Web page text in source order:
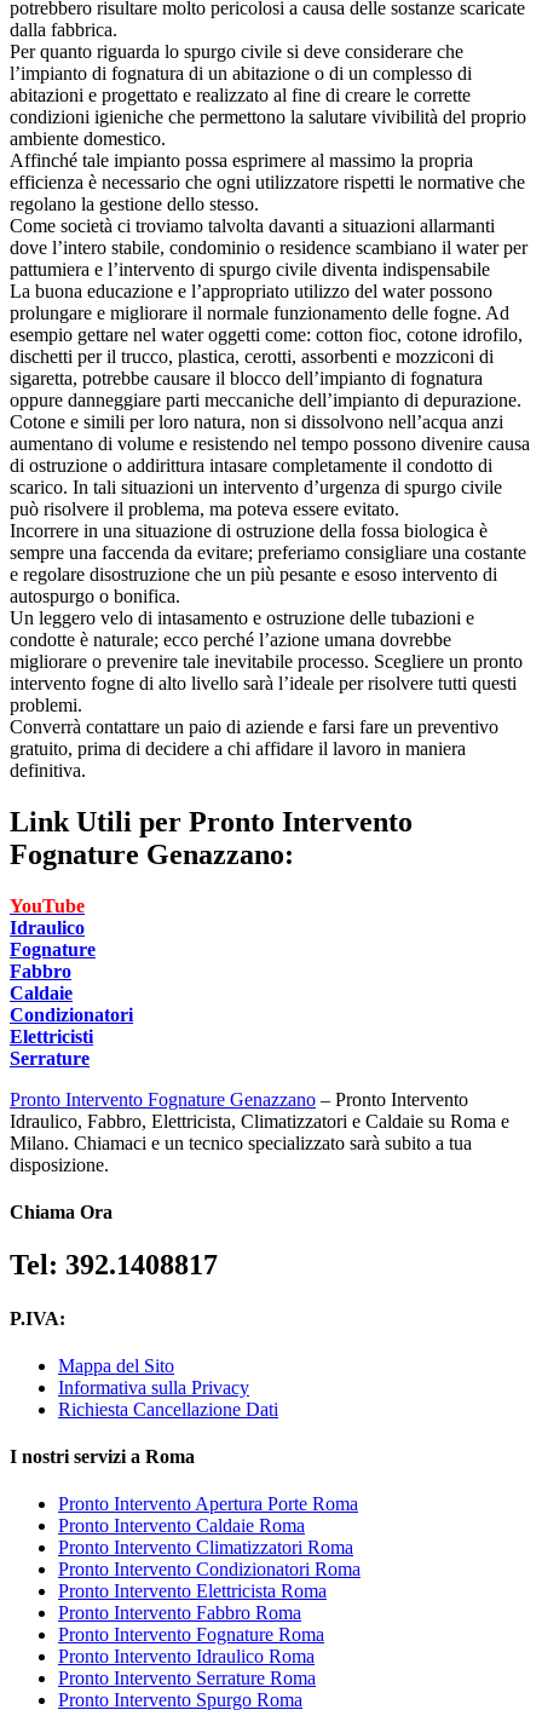
potrebbero risultare molto pericolosi a causa delle sostanze scaricate
dalla fabbrica.
Per quanto riguarda lo spurgo civile si deve considerare che
l’impianto di fognatura di un abitazione o di un complesso di
abitazioni e progettato e realizzato al fine di creare le corrette
condizioni igieniche che permettono la salutare vivibilità del proprio
ambiente domestico.
Affinché tale impianto possa esprimere al massimo la propria
efficienza è necessario che ogni utilizzatore rispetti le normative che
regolano la gestione dello stesso.
Come società ci troviamo talvolta davanti a situazioni allarmanti
dove l’intero stabile, condominio o residence scambiano il water per
pattumiera e l’intervento di spurgo civile diventa indispensabile
La buona educazione e l’appropriato utilizzo del water possono
prolungare e migliorare il normale funzionamento delle fogne. Ad
esempio gettare nel water oggetti come: cotton fioc, cotone idrofilo,
dischetti per il trucco, plastica, cerotti, assorbenti e mozziconi di
sigaretta, potrebbe causare il blocco dell’impianto di fognatura
oppure danneggiare parti meccaniche dell’impianto di depurazione.
Cotone e simili per loro natura, non si dissolvono nell’acqua anzi
aumentano di volume e resistendo nel tempo possono divenire causa
di ostruzione o addirittura intasare completamente il condotto di
scarico. In tali situazioni un intervento d’urgenza di spurgo civile
può risolvere il problema, ma poteva essere evitato.
Incorrere in una situazione di ostruzione della fossa biologica è
sempre una faccenda da evitare; preferiamo consigliare una costante
e regolare disostruzione che un più pesante e esoso intervento di
autospurgo o bonifica.
Un leggero velo di intasamento e ostruzione delle tubazioni e
condotte è naturale; ecco perché l’azione umana dovrebbe
migliorare o prevenire tale inevitabile processo. Scegliere un pronto
intervento fogne di alto livello sarà l’ideale per risolvere tutti questi
problemi.
Converrà contattare un paio di aziende e farsi fare un preventivo
gratuito, prima di decidere a chi affidare il lavoro in maniera
definitiva.
Link Utili per Pronto Intervento
Fognature Genazzano:
YouTube
Idraulico
Fognature
Fabbro
Caldaie
Condizionatori
Elettricisti
Serrature
Pronto Intervento Fognature Genazzano – Pronto Intervento
Idraulico, Fabbro, Elettricista, Climatizzatori e Caldaie su Roma e
Milano. Chiamaci e un tecnico specializzato sarà subito a tua
disposizione.
Chiama Ora
Tel: 392.1408817
P.IVA:
Mappa del Sito
Informativa sulla Privacy
Richiesta Cancellazione Dati
I nostri servizi a Roma
Pronto Intervento Apertura Porte Roma
Pronto Intervento Caldaie Roma
Pronto Intervento Climatizzatori Roma
Pronto Intervento Condizionatori Roma
Pronto Intervento Elettricista Roma
Pronto Intervento Fabbro Roma
Pronto Intervento Fognature Roma
Pronto Intervento Idraulico Roma
Pronto Intervento Serrature Roma
Pronto Intervento Spurgo Roma